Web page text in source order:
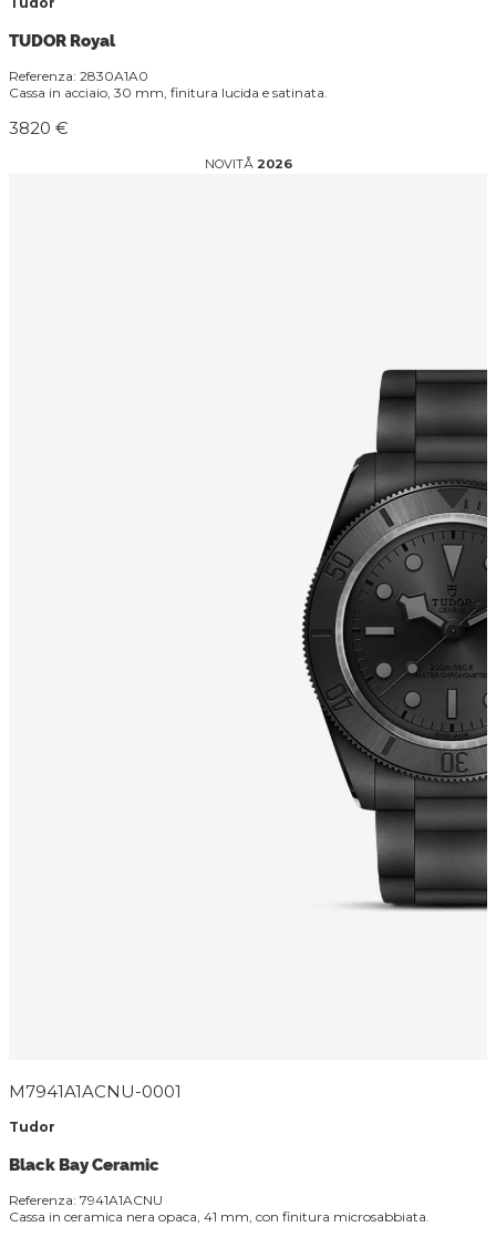
TUDOR Royal
Referenza: 2830A1A0
Cassa in acciaio, 30 mm, finitura lucida e satinata.
3820 €
NOVITÅ 2026
M7941A1ACNU-0001
Tudor
Black Bay Ceramic
Referenza: 7941A1ACNU
Cassa in ceramica nera opaca, 41 mm, con finitura microsabbiata.